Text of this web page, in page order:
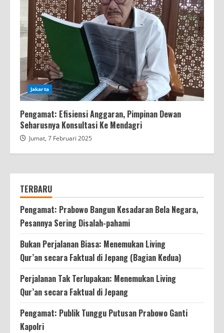
Jakarta
Pengamat: Efisiensi Anggaran, Pimpinan Dewan
Seharusnya Konsultasi Ke Mendagri
Jumat, 7 Februari 2025
TERBARU
Pengamat: Prabowo Bangun Kesadaran Bela Negara,
Pesannya Sering Disalah-pahami
Bukan Perjalanan Biasa: Menemukan Living
Qur’an secara Faktual di Jepang (Bagian Kedua)
Perjalanan Tak Terlupakan: Menemukan Living
Qur’an secara Faktual di Jepang
Pengamat: Publik Tunggu Putusan Prabowo Ganti
Kapolri